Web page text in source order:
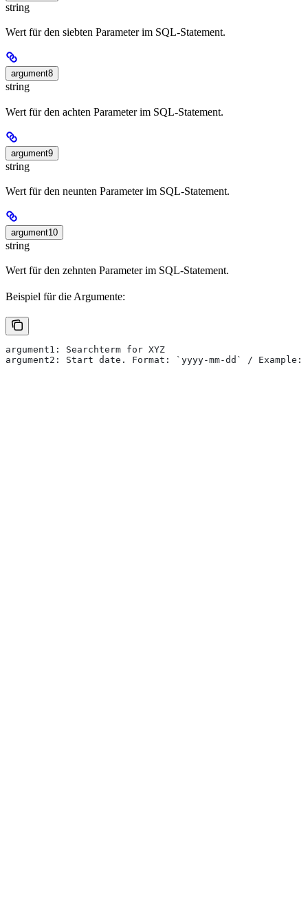
string
Wert für den siebten Parameter im SQL-Statement.
argument8
string
Wert für den achten Parameter im SQL-Statement.
argument9
string
Wert für den neunten Parameter im SQL-Statement.
argument10
string
Wert für den zehnten Parameter im SQL-Statement.
Beispiel für die Argumente:
argument1: Searchterm for XYZ
argument2: Start date. Format: `yyyy-mm-dd` / Example: